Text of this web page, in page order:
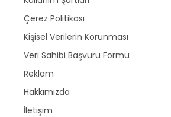
Çerez Politikası
Kişisel Verilerin Korunması
Veri Sahibi Başvuru Formu
Reklam
Hakkımızda
İletişim